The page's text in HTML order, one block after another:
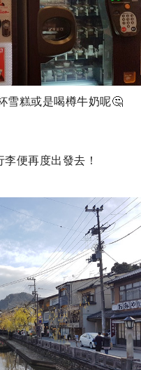
雪糕或是喝樽牛奶呢🤔
便再度出發去！